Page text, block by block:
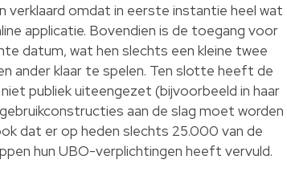
verklaard omdat in eerste instantie heel wat
applicatie. Bovendien is de toegang voor
datum, wat hen slechts een kleine twee
ander klaar te spelen. Ten slotte heeft de
publiek uiteengezet (bijvoorbeeld in haar
aan de slag moet worden
dat er op heden slechts 25.000 van de
hun UBO-verplichtingen heeft vervuld.